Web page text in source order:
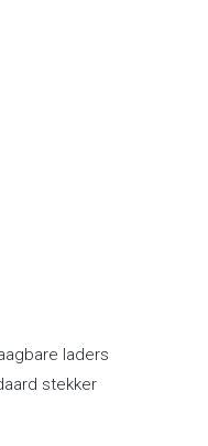
laders
stekker